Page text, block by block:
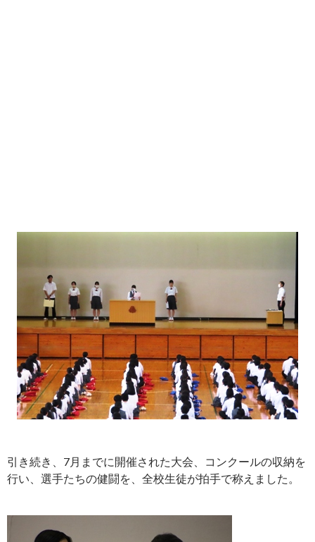
引き続き、7月までに開催された大会、コンクールの収納を
行い、選手たちの健闘を、全校生徒が拍手で称えました。